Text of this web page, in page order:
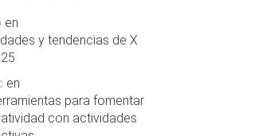
en
y tendencias de X
en
para fomentar
con actividades